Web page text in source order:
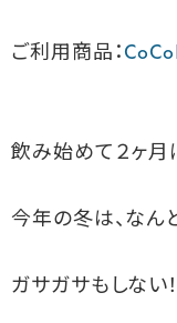
ご利用商品：
飲み始めて２ヶ月
今年の冬は、なん
ガサガサもしない